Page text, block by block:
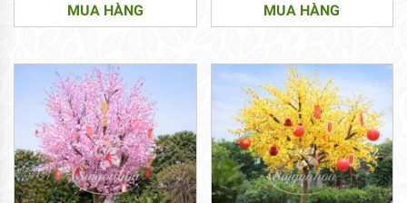
MUA HÀNG MUA HÀNG